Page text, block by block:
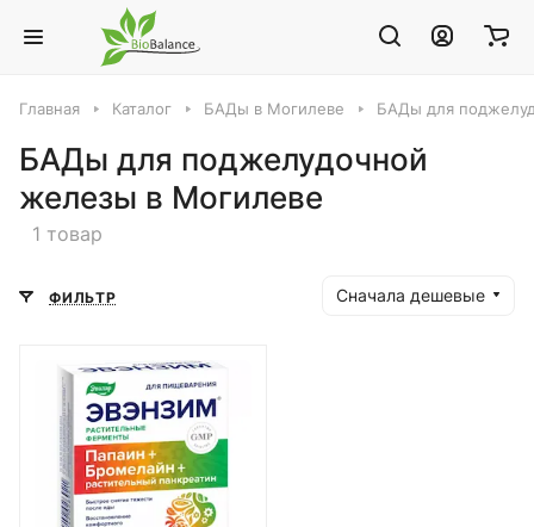
Главная Каталог БАДы в Могилеве БАДы для
БАДы для поджелудочной
железы в Могилеве
1 товар
ФИЛЬТР Сначала дешевые